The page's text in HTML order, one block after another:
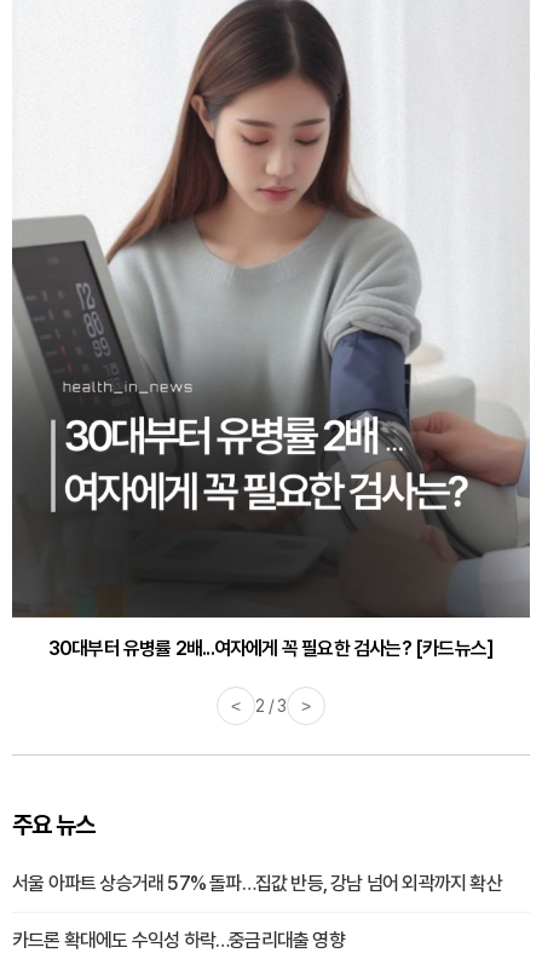
30대부터 유병률 2배...여자에게 꼭 필요한 검사는? [카드뉴스]
감기·독감 예방하고 면역력 높이는 4가지 영양제 [카드뉴스]
< 2 / 3 >
주요 뉴스
서울 아파트 상승거래 57% 돌파…집값 반등, 강남 넘어 외곽까지 확산
카드론 확대에도 수익성 하락…중금리대출 영향